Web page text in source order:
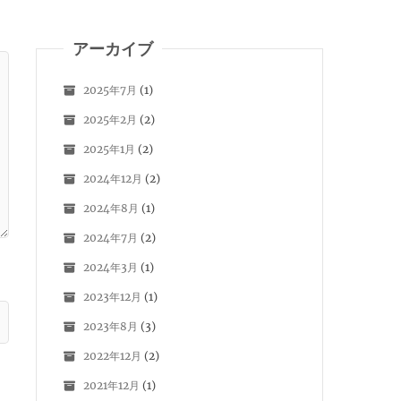
アーカイブ
2025年7月 (1)
2025年2月 (2)
2025年1月 (2)
2024年12月 (2)
2024年8月 (1)
2024年7月 (2)
2024年3月 (1)
2023年12月 (1)
2023年8月 (3)
2022年12月 (2)
2021年12月 (1)